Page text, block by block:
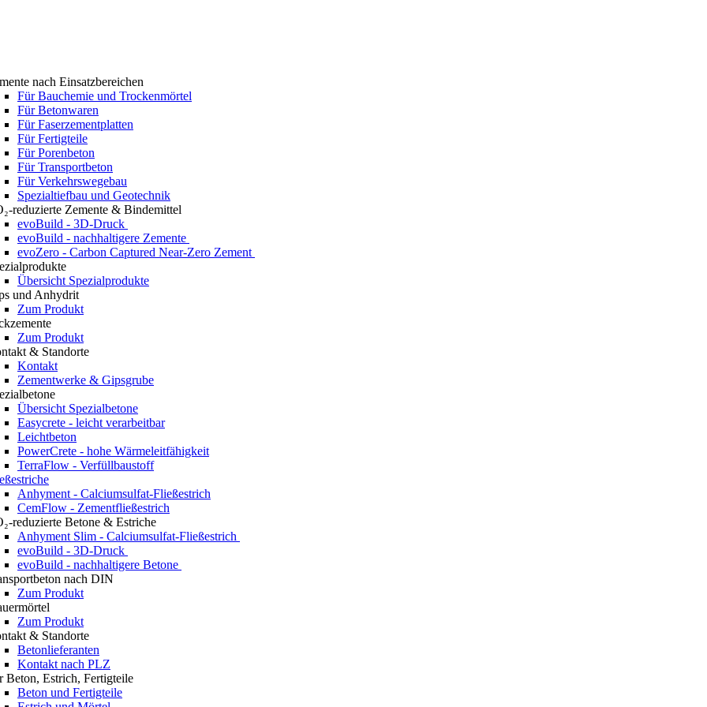
nach Einsatzbereichen
Für Bauchemie und Trockenmörtel
Für Betonwaren
Für Faserzementplatten
Für Fertigteile
Für Porenbeton
Für Transportbeton
Für Verkehrswegebau
Spezialtiefbau und Geotechnik
reduzierte Zemente & Bindemittel
evoBuild - 3D-Druck
evoBuild - nachhaltigere Zemente
evoZero - Carbon Captured Near-Zero Zement
Übersicht Spezialprodukte
und Anhydrit
Zum Produkt
Zum Produkt
& Standorte
Kontakt
Zementwerke & Gipsgrube
Übersicht Spezialbetone
Easycrete - leicht verarbeitbar
Leichtbeton
PowerCrete - hohe Wärmeleitfähigkeit
TerraFlow - Verfüllbaustoff
Anhyment - Calciumsulfat-Fließestrich
CemFlow - Zementfließestrich
reduzierte Betone & Estriche
Anhyment Slim - Calciumsulfat-Fließestrich
evoBuild - 3D-Druck
evoBuild - nachhaltigere Betone
nach DIN
Zum Produkt
Zum Produkt
& Standorte
Betonlieferanten
Kontakt nach PLZ
Beton, Estrich, Fertigteile
Beton und Fertigteile